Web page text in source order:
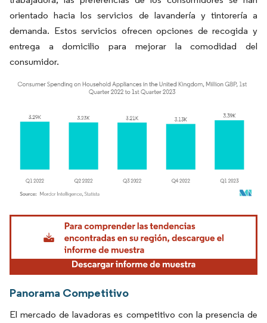
orientado hacia los servicios de lavandería y tintorería a
demanda. Estos servicios ofrecen opciones de recogida y
entrega a domicilio para mejorar la comodidad del
consumidor.
Imagen © Mordor Intelligence. El uso requiere atribución según CC BY 4.0.
Panorama Competitivo
El mercado de lavadoras es competitivo con la presencia de